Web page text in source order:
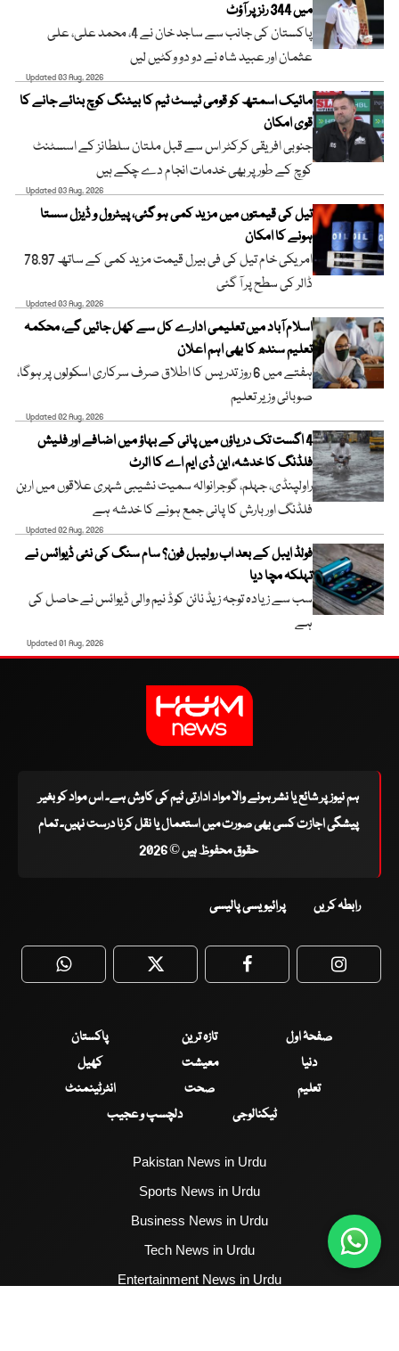
میں 344 رنز پر آؤٹ
پاکستان کی جانب سے ساجد خان نے 4، محمد علی، علی
عثمان اور عبید شاہ نے دو دو وکٹیں لیں
Updated 03 Aug, 2026
مائیک اسمتھ کو قومی ٹیسٹ ٹیم کا بیٹنگ کوچ بنائے جانے کا
قوی امکان
جنوبی افریقی کرکٹر اس سے قبل ملتان سلطانز کے اسسٹنٹ
کوچ کے طور پر بھی خدمات انجام دے چکے ہیں
Updated 03 Aug, 2026
تیل کی قیمتوں میں مزید کمی ہو گئی، پیٹرول و ڈیزل سستا
ہونے کا امکان
امریکی خام تیل کی فی بیرل قیمت مزید کمی کے ساتھ 78.97
ڈالر کی سطح پر آ گئی
Updated 03 Aug, 2026
اسلام آباد میں تعلیمی ادارے کل سے کھل جائیں گے، محکمہ
تعلیم سندھ کا بھی اہم اعلان
ہفتے میں 6 روز تدریس کا اطلاق صرف سرکاری اسکولوں پر ہوگا،
صوبائی وزیر تعلیم
Updated 02 Aug, 2026
4 اگست تک دریاؤں میں پانی کے بہاؤ میں اضافے اور فلیش
فلڈنگ کا خدشہ، این ڈی ایم اے کا الرٹ
راولپنڈی، جہلم، گوجرانوالہ سمیت نشیبی شہری علاقوں میں اربن
فلڈنگ اور بارش کا پانی جمع ہونے کا خدشہ ہے
Updated 02 Aug, 2026
فولڈ ایبل کے بعد اب رولیبل فون؟ سام سنگ کی نئی ڈیوائس نے
تہلکہ مچا دیا
سب سے زیادہ توجہ زیڈ نائن کوڈ نیم والی ڈیوائس نے حاصل کی
ہے
Updated 01 Aug, 2026
ہم نیوز پر شائع یا نشر ہونے والا مواد ادارتی ٹیم کی کاوش ہے۔ اس مواد کو بغیر
پیشگی اجازت کسی بھی صورت میں استعمال یا نقل کرنا درست نہیں۔ تمام
حقوق محفوظ ہیں © 2026
رابطہ کریں پرائیویسی پالیسی
WhatsApp Twitter Facebook
صفحۂ اول تازہ ترین
پاکستان
دنیا
معیشت
کھیل
تعلیم
صحت
انٹرٹینمنٹ
ٹیکنالوجی
دلچسپ و عجیب
Pakistan News in Urdu
Sports News in Urdu
Business News in Urdu
Tech News in Urdu
Entertainment News in Urdu